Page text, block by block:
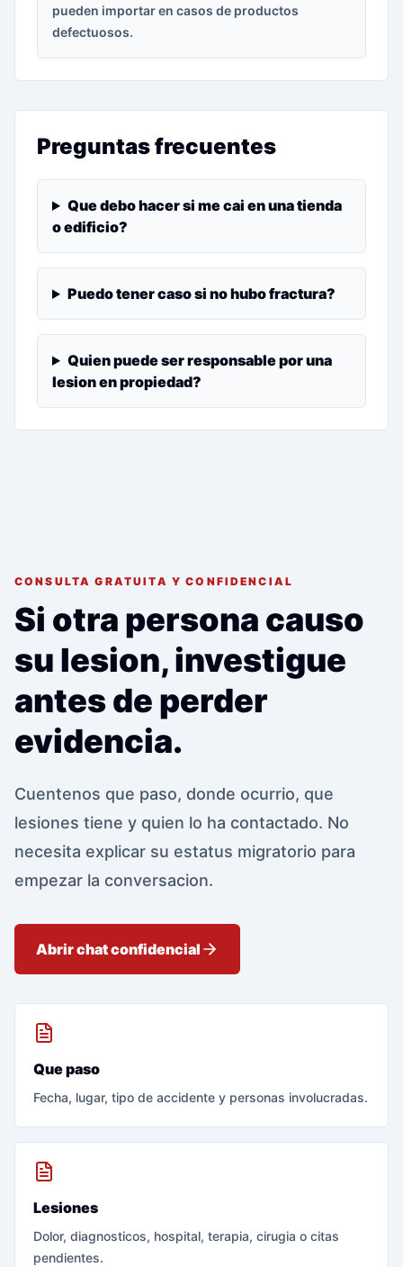
pueden importar en casos de productos
defectuosos.
Preguntas frecuentes
Que debo hacer si me cai en una tienda
o edificio?
Puedo tener caso si no hubo fractura?
Quien puede ser responsable por una
lesion en propiedad?
CONSULTA GRATUITA Y CONFIDENCIAL
Si otra persona causo
su lesion, investigue
antes de perder
evidencia.
Cuentenos que paso, donde ocurrio, que
lesiones tiene y quien lo ha contactado. No
necesita explicar su estatus migratorio para
empezar la conversacion.
Abrir chat confidencial
Que paso
Fecha, lugar, tipo de accidente y personas involucradas.
Lesiones
Dolor, diagnosticos, hospital, terapia, cirugia o citas
pendientes.